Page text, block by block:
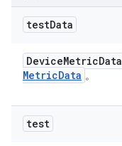
testData
DeviceMetricData
MetricData 。
test